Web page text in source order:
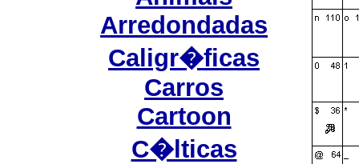
Arredondadas
Caligr�ficas
Carros
Cartoon
C�lticas